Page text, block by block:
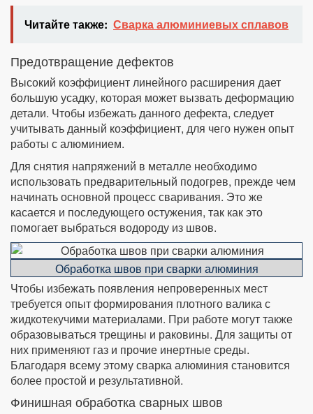
Читайте также: Сварка алюминиевых сплавов
Предотвращение дефектов
Высокий коэффициент линейного расширения дает
большую усадку, которая может вызвать деформацию
детали. Чтобы избежать данного дефекта, следует
учитывать данный коэффициент, для чего нужен опыт
работы с алюминием.
Для снятия напряжений в металле необходимо
использовать предварительный подогрев, прежде чем
начинать основной процесс сваривания. Это же
касается и последующего остужения, так как это
помогает выбраться водороду из швов.
Обработка швов при сварки алюминия
Чтобы избежать появления непроверенных мест
требуется опыт формирования плотного валика с
жидкотекучими материалами. При работе могут также
образовываться трещины и раковины. Для защиты от
них применяют газ и прочие инертные среды.
Благодаря всему этому сварка алюминия становится
более простой и результативной.
Финишная обработка сварных швов